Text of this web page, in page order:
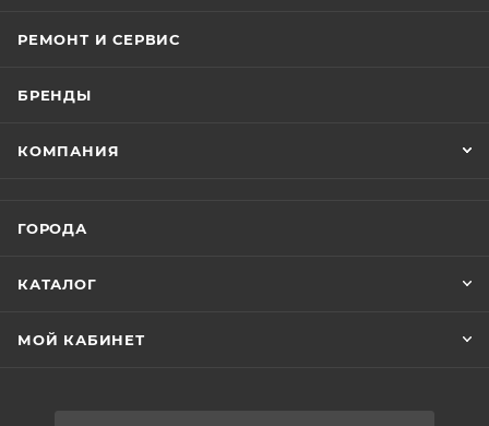
РЕМОНТ И СЕРВИС
БРЕНДЫ
КОМПАНИЯ
ГОРОДА
КАТАЛОГ
МОЙ КАБИНЕТ